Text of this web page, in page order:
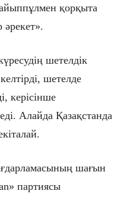
қорқыта
әрекет».
шетелдік
шетелде
керісінше
Алайда Қазақстанда
шағын
партиясы